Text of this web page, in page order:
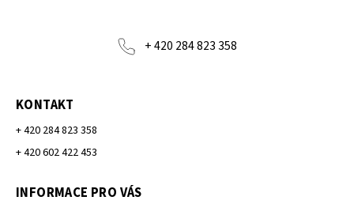
+ 420 284 823 358
KONTAKT
+ 420 284 823 358
+ 420 602 422 453
INFORMACE PRO VÁS